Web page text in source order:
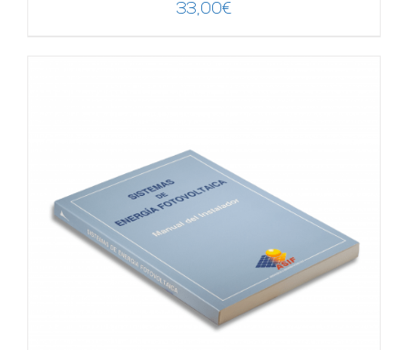
33,00€